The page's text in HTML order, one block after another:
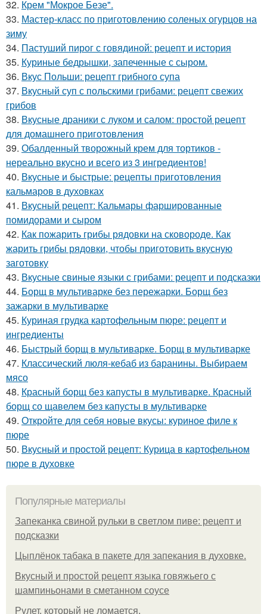
32. Крем "Мокрое Безе".
33. Мастер-класс по приготовлению соленых огурцов на
зиму
34. Пастуший пирог с говядиной: рецепт и история
35. Куриные бедрышки, запеченные с сыром.
36. Вкус Польши: рецепт грибного супа
37. Вкусный суп с польскими грибами: рецепт свежих
грибов
38. Вкусные драники с луком и салом: простой рецепт
для домашнего приготовления
39. Обалденный творожный крем для тортиков -
нереально вкусно и всего из 3 ингредиентов!
40. Вкусные и быстрые: рецепты приготовления
кальмаров в духовках
41. Вкусный рецепт: Кальмары фаршированные
помидорами и сыром
42. Как пожарить грибы рядовки на сковороде. Как
жарить грибы рядовки, чтобы приготовить вкусную
заготовку
43. Вкусные свиные языки с грибами: рецепт и подсказки
44. Борщ в мультиварке без пережарки. Борщ без
зажарки в мультиварке
45. Куриная грудка картофельным пюре: рецепт и
ингредиенты
46. Быстрый борщ в мультиварке. Борщ в мультиварке
47. Классический люля-кебаб из баранины. Выбираем
мясо
48. Красный борщ без капусты в мультиварке. Красный
борщ со щавелем без капусты в мультиварке
49. Откройте для себя новые вкусы: куриное филе к
пюре
50. Вкусный и простой рецепт: Курица в картофельном
пюре в духовке
Популярные материалы
Запеканка свиной рульки в светлом пиве: рецепт и
подсказки
Цыплёнок табака в пакете для запекания в духовке.
Вкусный и простой рецепт языка говяжьего с
шампиньонами в сметанном соусе
Рулет, который не ломается.